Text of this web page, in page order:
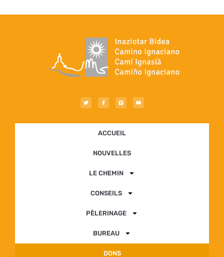
ACCUEIL
NOUVELLES
LE CHEMIN
CONSEILS
PÈLERINAGE
BUREAU
DONS